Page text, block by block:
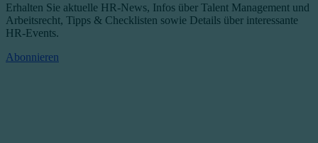
Erhalten Sie aktuelle HR-News, Infos über Talent Management und
Arbeitsrecht, Tipps & Checklisten sowie Details über interessante
HR-Events.
Abonnieren